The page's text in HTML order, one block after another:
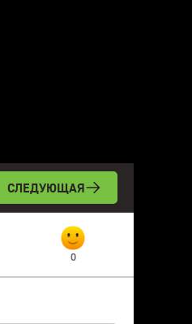
СЛЕДУЮЩАЯ
0